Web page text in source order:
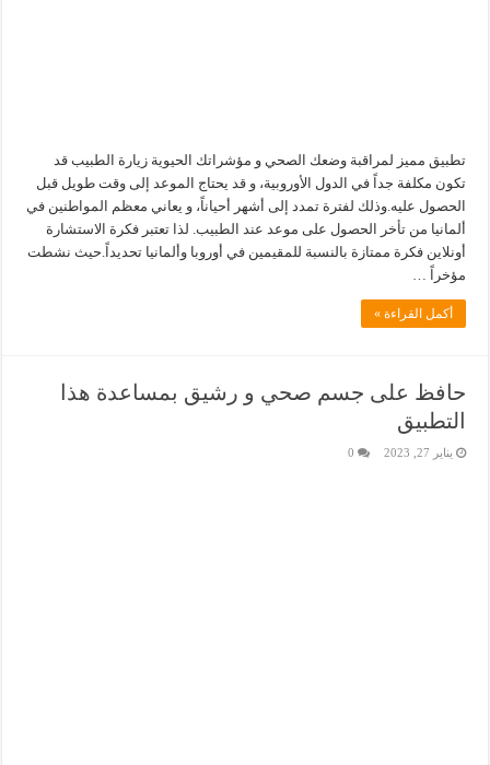
تطبيق مميز لمراقبة وضعك الصحي و مؤشراتك الحيوية زيارة الطبيب قد
تكون مكلفة جداً في الدول الأوروبية، و قد يحتاج الموعد إلى وقت طويل قبل
الحصول عليه.وذلك لفترة تمدد إلى أشهر أحياناً، و يعاني معظم المواطنين في
ألمانيا من تأخر الحصول على موعد عند الطبيب. لذا تعتبر فكرة الاستشارة
أونلاين فكرة ممتازة بالنسبة للمقيمين في أوروبا وألمانيا تحديداً.حيث نشطت
مؤخراً …
أكمل القراءة »
حافظ على جسم صحي و رشيق بمساعدة هذا
التطبيق
يناير 27, 2023 0